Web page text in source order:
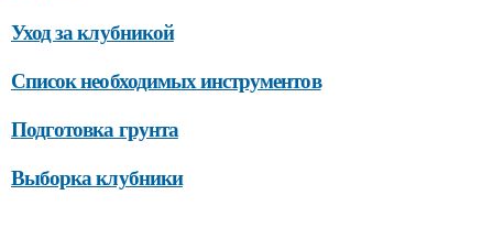
Уход за клубникой
Список необходимых инструментов
Подготовка грунта
Выборка клубники